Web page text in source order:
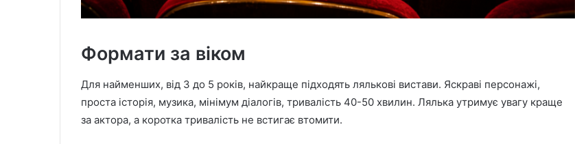
Формати за віком
Для найменших, від 3 до 5 років, найкраще підходять лялькові вистави. Яскраві персонажі,
проста історія, музика, мінімум діалогів, тривалість 40-50 хвилин. Лялька утримує увагу краще
за актора, а коротка тривалість не встигає втомити.